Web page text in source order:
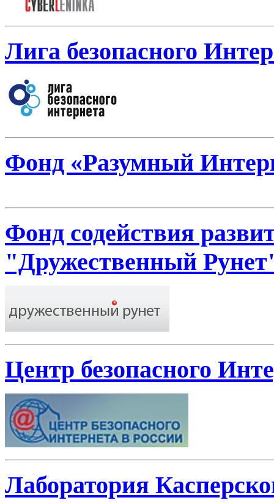
Лига безопасного
Фонд «Разумный
Фонд содействия
"Дружественный
Центр безопасного
Лаборатория